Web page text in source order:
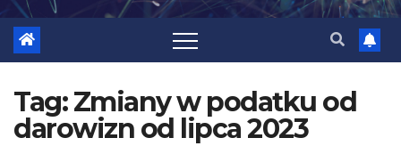
Tag:Zmiany w podatku od
darowizn od lipca 2023